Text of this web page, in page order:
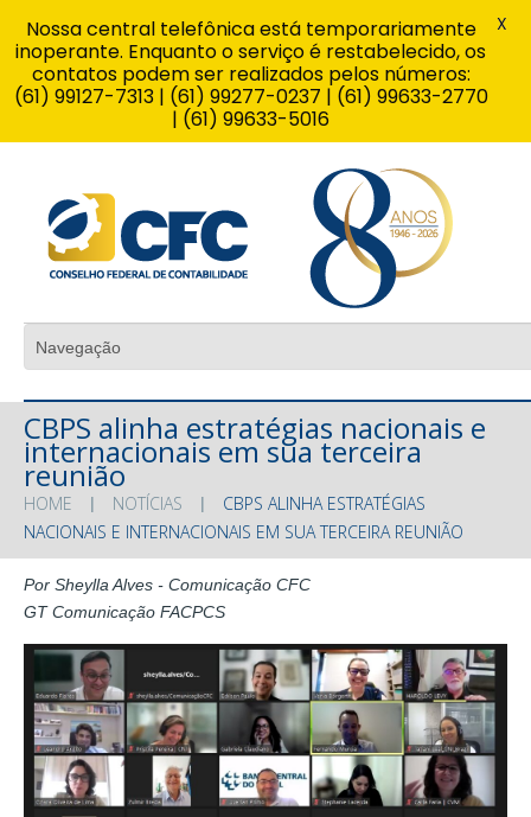
CBPS alinha estratégias nacionais e
internacionais em sua terceira
reunião
HOME NOTÍCIAS
CBPS ALINHA ESTRATÉGIAS
NACIONAIS E INTERNACIONAIS EM SUA TERCEIRA REUNIÃO
Por Sheylla Alves - Comunicação CFC
GT Comunicação FACPCS
Nossa central telefônica está temporariamente
inoperante. Enquanto o serviço é restabelecido, os
contatos podem ser realizados pelos números:
(61) 99127-7313 | (61) 99277-0237 | (61) 99633-2770
| (61) 99633-5016
X